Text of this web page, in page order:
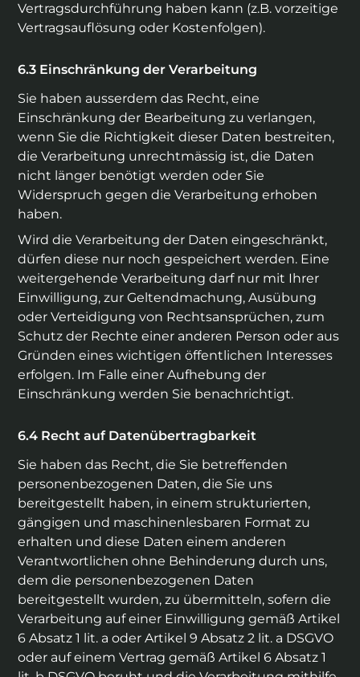
Vertragsdurchführung haben kann (z.B. vorzeitige
Vertragsauflösung oder Kostenfolgen).
Einschränkung der Verarbeitung
Sie haben ausserdem das Recht, eine
Einschränkung der Bearbeitung zu verlangen,
wenn Sie die Richtigkeit dieser Daten bestreiten,
die Verarbeitung unrechtmässig ist, die Daten
nicht länger benötigt werden oder Sie
Widerspruch gegen die Verarbeitung erhoben
haben.
Wird die Verarbeitung der Daten eingeschränkt,
dürfen diese nur noch gespeichert werden. Eine
weitergehende Verarbeitung darf nur mit Ihrer
Einwilligung, zur Geltendmachung, Ausübung
oder Verteidigung von Rechtsansprüchen, zum
Schutz der Rechte einer anderen Person oder aus
Gründen eines wichtigen öffentlichen Interesses
erfolgen. Im Falle einer Aufhebung der
Einschränkung werden Sie benachrichtigt.
Recht auf Datenübertragbarkeit
Sie haben das Recht, die Sie betreffenden
personenbezogenen Daten, die Sie uns
bereitgestellt haben, in einem strukturierten,
gängigen und maschinenlesbaren Format zu
erhalten und diese Daten einem anderen
Verantwortlichen ohne Behinderung durch uns,
dem die personenbezogenen Daten
bereitgestellt wurden, zu übermitteln, sofern die
Verarbeitung auf einer Einwilligung gemäß Artikel
6 Absatz 1 lit. a oder Artikel 9 Absatz 2 lit. a DSGVO
oder auf einem Vertrag gemäß Artikel 6 Absatz 1